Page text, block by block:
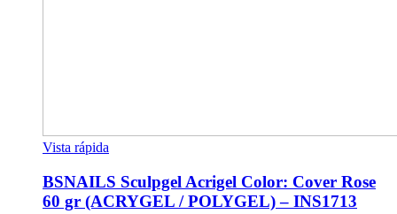
Vista rápida
BSNAILS Sculpgel Acrigel Color: Cover Rose
60 gr (ACRYGEL / POLYGEL) – INS1713